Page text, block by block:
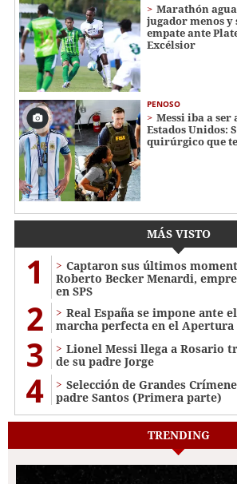
Marathón
jugador menos y
empate ante
Excélsior
PENOSO
Messi iba a ser
Estados Unidos:
quirúrgico que
MÁS VISTO
1
Captaron sus últimos
Roberto Becker Menardi​​​,
en SPS
2
Real España se impone ante
marcha perfecta en el Apertura
3
Lionel Messi llega a Rosario
de su padre Jorge
4
Selección de Grandes
padre Santos (Primera parte)
TRENDING